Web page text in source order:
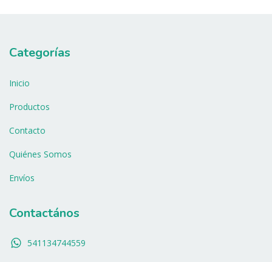
Categorías
Inicio
Productos
Contacto
Quiénes Somos
Envíos
Contactános
541134744559